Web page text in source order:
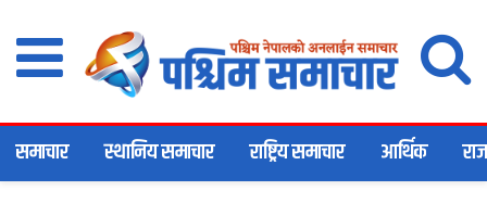
समाचार स्थानिय समाचार राष्ट्रिय समाचार आर्थिक